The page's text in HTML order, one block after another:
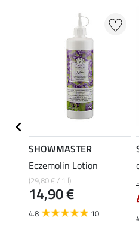
SHOWMASTER
Eczemolin Lotion
(29,80 € / 1 l)
14,90 €
4.8 10